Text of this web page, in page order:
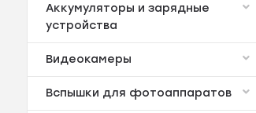
Аккумуляторы и зарядные
устройства
Видеокамеры
Вспышки для фотоаппаратов